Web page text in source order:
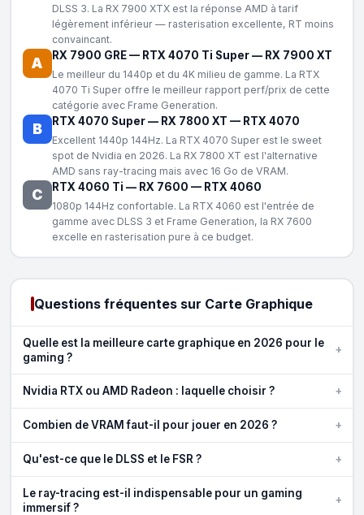
DLSS 3. La RX 7900 XTX est la réponse AMD à tarif
légèrement inférieur — rasterisation excellente, RT moins
convaincant.
A RX 7900 GRE— RTX 4070 Ti Super— RX 7900 XT
Le meilleur du 1440p et du 4K milieu de gamme. La RTX
4070 Ti Super offre le meilleur rapport perf/prix de cette
catégorie avec Frame Generation.
B RTX 4070 Super— RX 7800 XT — RTX 4070
Excellent 1440p 144Hz. La RTX 4070 Super est le sweet
spot de Nvidia en 2026. La RX 7800 XT est l'alternative
AMD sans ray-tracing mais avec 16 Go de VRAM.
C RTX 4060 Ti — RX 7600 — RTX 4060
1080p 144Hz confortable. La RTX 4060 est l'entrée de
gamme avec DLSS 3 et Frame Generation, la RX 7600
excelle en rasterisation pure à ce budget.
Questions fréquentes sur Carte Graphique
Quelle est la meilleure carte graphique en 2026 pour le
gaming ?
+
Nvidia RTX ou AMD Radeon : laquelle choisir ? +
Combien de VRAM faut-il pour jouer en 2026 ? +
Qu'est-ce que le DLSS et le FSR ? +
Le ray-tracing est-il indispensable pour un gaming
immersif ?
+